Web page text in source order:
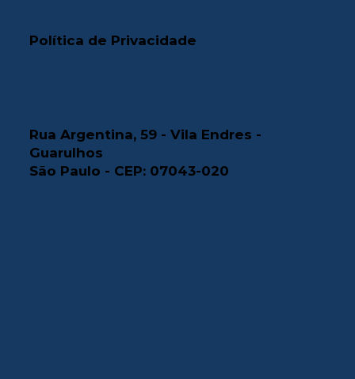
Política de Privacidade
Rua Argentina, 59 - Vila Endres -
Guarulhos
São Paulo - CEP: 07043-020